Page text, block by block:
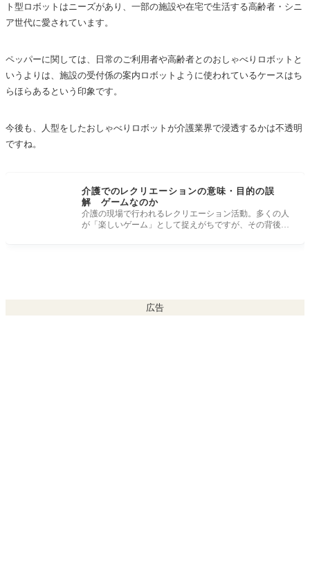
ト型ロボットはニーズがあり、一部の施設や在宅で生活する高齢者・シニ
ア世代に愛されています。
ペッパーに関しては、日常のご利用者や高齢者とのおしゃべりロボットと
いうよりは、施設の受付係の案内ロボットように使われているケースはち
らほらあるという印象です。
今後も、人型をしたおしゃべりロボットが介護業界で浸透するかは不透明
ですね。
介護でのレクリエーションの意味・目的の誤
解 ゲームなのか
介護の現場で行われるレクリエーション活動。多くの人
が「楽しいゲーム」として捉えがちですが、その背後に
広告